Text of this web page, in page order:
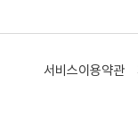
서비스이용약관